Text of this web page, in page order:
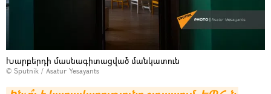
Խարբերդի մասնագիտացված մանկատուն
© Sputnik / Asatur Yesayants